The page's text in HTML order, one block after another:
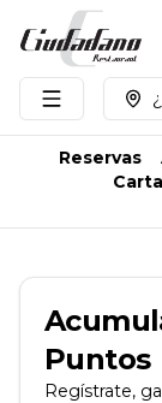
Reservas
Carta
Puntos
Regístrate,